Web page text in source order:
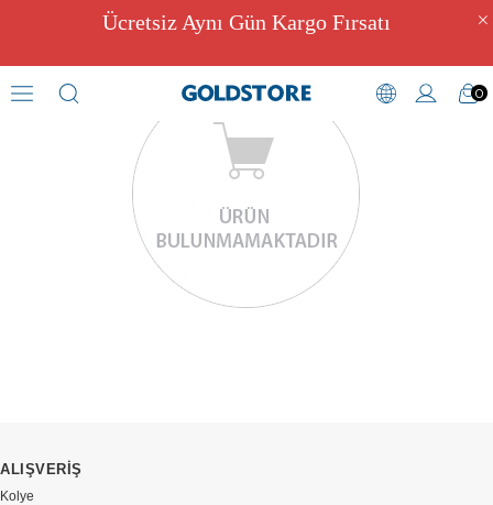
Ücretsiz Aynı Gün Kargo Fırsatı
0
ALIŞVERİŞ
Kolye